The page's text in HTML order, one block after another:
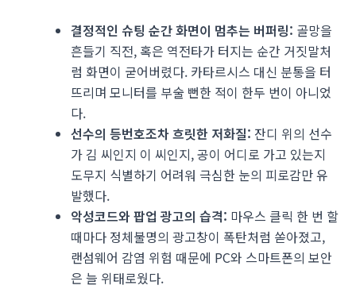
결정적인 슈팅 순간 화면이 멈추는 버퍼링: 골망을
흔들기 직전, 혹은 역전타가 터지는 순간 거짓말처
럼 화면이 굳어버렸다. 카타르시스 대신 분통을 터
뜨리며 모니터를 부술 뻔한 적이 한두 번이 아니었
다.
선수의 등번호조차 흐릿한 저화질: 잔디 위의 선수
가 김 씨인지 이 씨인지, 공이 어디로 가고 있는지
도무지 식별하기 어려워 극심한 눈의 피로감만 유
발했다.
악성코드와 팝업 광고의 습격: 마우스 클릭 한 번 할
때마다 정체불명의 광고창이 폭탄처럼 쏟아졌고,
랜섬웨어 감염 위험 때문에 PC와 스마트폰의 보안
은 늘 위태로웠다.